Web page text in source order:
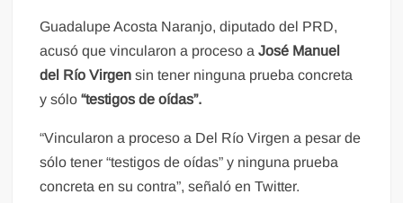
Guadalupe Acosta Naranjo, diputado del PRD,
acusó que vincularon a proceso aJosé Manuel
del Río Virgen sin tener ninguna prueba concreta
y sólo“testigos de oídas”.
“Vincularon a proceso a Del Río Virgen a pesar de
sólo tener “testigos de oídas” y ninguna prueba
concreta en su contra”, señaló en Twitter.